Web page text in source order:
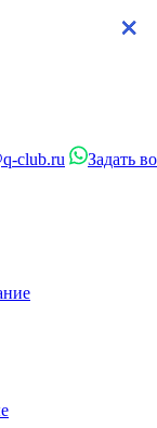
club.ru Задать
×
×
×
×